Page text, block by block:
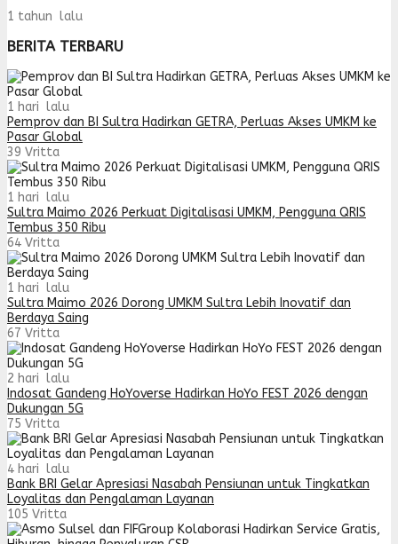
1 tahun lalu
BERITA TERBARU
1 hari lalu
Pemprov dan BI Sultra Hadirkan GETRA, Perluas Akses UMKM ke
Pasar Global
39 Vritta
1 hari lalu
Sultra Maimo 2026 Perkuat Digitalisasi UMKM, Pengguna QRIS
Tembus 350 Ribu
64 Vritta
1 hari lalu
Sultra Maimo 2026 Dorong UMKM Sultra Lebih Inovatif dan
Berdaya Saing
67 Vritta
2 hari lalu
Indosat Gandeng HoYoverse Hadirkan HoYo FEST 2026 dengan
Dukungan 5G
75 Vritta
4 hari lalu
Bank BRI Gelar Apresiasi Nasabah Pensiunan untuk Tingkatkan
Loyalitas dan Pengalaman Layanan
105 Vritta